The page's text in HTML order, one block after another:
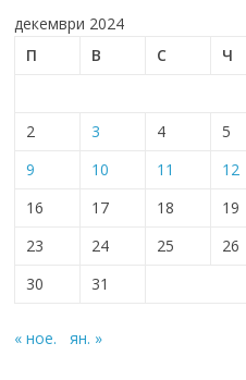
декември 2024
П
В С Ч
2
3 4 5
9
10 11 12
16
17 18 19
23
24 25 26
30
31
« ное. ян. »